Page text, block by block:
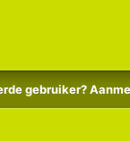
gebruiker?